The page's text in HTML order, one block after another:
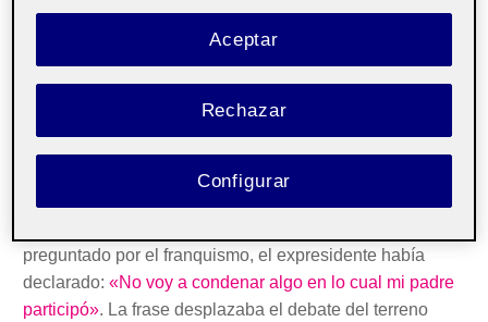
un terreno de disputa.
El gesto de Uclés tenía, además, una dimensión
personal.
(2025) nace,
en buena medida, de las historias que su abuelo le contó
negativa a dejar que ese legado narrativo se tratara con
equidistancia. En ese mismo contexto, la presencia de
preguntado por el franquismo, el expresidente había
declarado: «No voy a condenar algo en lo cual mi padre
participó». La frase desplazaba el debate del terreno
Rechazar
Aceptar
Configurar